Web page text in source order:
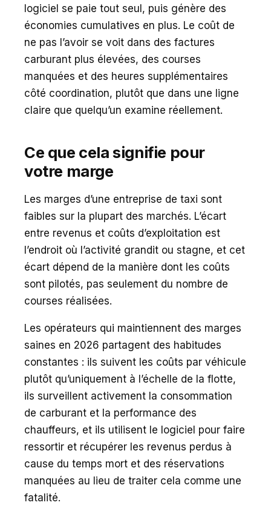
logiciel se paie tout seul, puis génère des
économies cumulatives en plus. Le coût de
ne pas l’avoir se voit dans des factures
carburant plus élevées, des courses
manquées et des heures supplémentaires
côté coordination, plutôt que dans une ligne
claire que quelqu’un examine réellement.
Ce que cela signifie pour
votre marge
Les marges d’une entreprise de taxi sont
faibles sur la plupart des marchés. L’écart
entre revenus et coûts d’exploitation est
l’endroit où l’activité grandit ou stagne, et cet
écart dépend de la manière dont les coûts
sont pilotés, pas seulement du nombre de
courses réalisées.
Les opérateurs qui maintiennent des marges
saines en 2026 partagent des habitudes
constantes : ils suivent les coûts par véhicule
plutôt qu’uniquement à l’échelle de la flotte,
ils surveillent activement la consommation
de carburant et la performance des
chauffeurs, et ils utilisent le logiciel pour faire
ressortir et récupérer les revenus perdus à
cause du temps mort et des réservations
manquées au lieu de traiter cela comme une
fatalité.